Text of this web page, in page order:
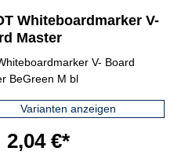
Whiteboardmarker V-
Master
V- Board
BeGreen M bl
Varianten anzeigen
2,04 €*